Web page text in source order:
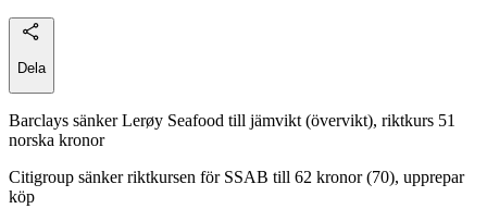
Dela
Barclays sänker Lerøy Seafood till jämvikt (övervikt), riktkurs 51
norska kronor
Citigroup sänker riktkursen för SSAB till 62 kronor (70), upprepar
köp